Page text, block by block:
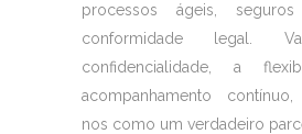
processos ágeis,
conformidade legal.
confidencialidade, a
acompanhamento
nos como um verdadeiro